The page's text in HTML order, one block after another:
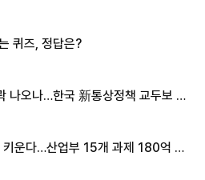
퀴즈, 정답은?
나오나…한국 新통상정책 교두보 활
키운다…산업부 15개 과제 180억 지